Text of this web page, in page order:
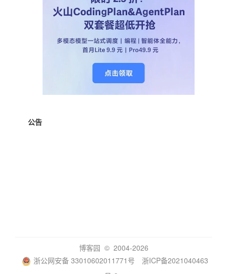
公告
博客园 © 2004-2026
浙公网安备 33010602011771号
浙ICP备2021040463